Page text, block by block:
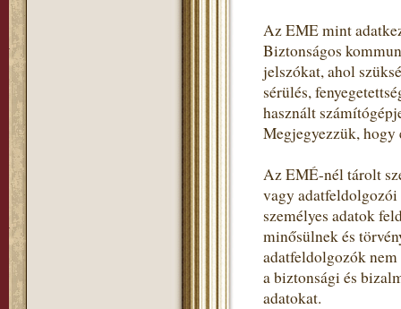
Az EME mint
Biztonságos
jelszókat, ahol
sérülés,
használt
Megjegyezzük, hogy
Az EMÉ-nél tárolt
vagy
személyes adatok
minősülnek és
adatfeldolgozók
a biztonsági és
adatokat.